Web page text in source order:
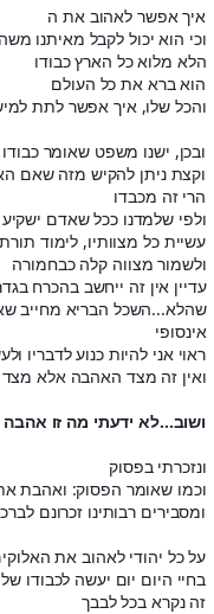
איך אפשר לאהוב את ה
וכי הוא יכול לקבל מאיתנו
הלא מלוא כל הארץ כבודו
הוא ברא את כל העולם
והכל שלו, איך אפשר לתת
ובכן, ישנו משפט שאומר
וקצת ניתן להקיש מזה שאם
הרי זה מכבדו
ולפי שלמדנו ככל שאדם ישקיע
עשיית כל מצוותיו, לימוד
ולשמור מצווה קלה כבחמורה
עדיין אין זה ייחשב בהכרח
שהלא...השכל הבריא מחייב
אינסופי
ראוי אני להיות כנוע לדבריו
ואין זה מצד האהבה אלא
ושוב...לא ידעתי מה זו
ונזכרתי בפסוק
וכמו שאומר הפסוק: ואהבת
ומסבירים רבותינו זכרונם
על כל יהודי לאהוב את
בחיי היום יום יעשה לכבודו
זה נקרא בכל לבבך